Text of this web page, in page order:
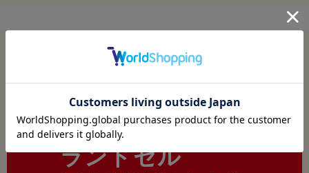
今年も
フィットちゃんはおかげさまで
ランドセル